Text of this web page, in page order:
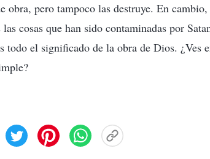
obra, pero tampoco las destruye. En
cosas que han sido contaminadas por
todo el significado de la obra de Dios. ¿Ves